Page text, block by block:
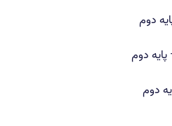
دوم
دوم
دوم